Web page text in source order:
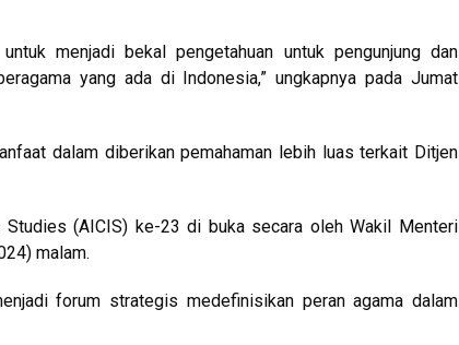
menjadi bekal pengetahuan untuk pengunjung dan
yang ada di Indonesia,” ungkapnya pada Jumat
dalam diberikan pemahaman lebih luas terkait Ditjen
(AICIS) ke-23 di buka secara oleh Wakil Menteri
malam.
forum strategis medefinisikan peran agama dalam